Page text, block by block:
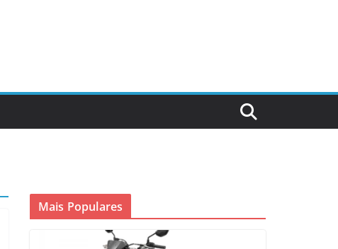
Mais Populares